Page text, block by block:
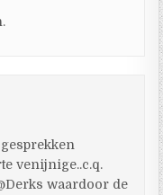
venijnige..c.q.
waardoor de